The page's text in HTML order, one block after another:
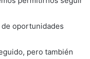
oportunidades
pero también